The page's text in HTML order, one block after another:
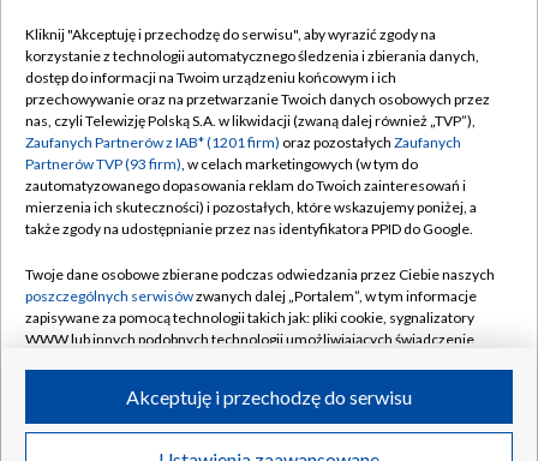
TVP
Abonament TVP
Emisja w TVP
Centrum informacji TVP
Naziemna Telewizja Cyfrowa
Rada Programowa
System NOS
Informacje o nadawcy
Program dla prasy
Regulamin TVP
Polityka prywatności
Moje zgody
Pomoc
Kontakt
Kanały
©2026 Telewizja Polska S.A. w likwidacji
Kliknij "Akceptuję i przechodzę do serwisu", aby wyrazić zgody na
korzystanie z technologii automatycznego śledzenia i zbierania danych,
dostęp do informacji na Twoim urządzeniu końcowym i ich
przechowywanie oraz na przetwarzanie Twoich danych osobowych przez
nas, czyli Telewizję Polską S.A. w likwidacji (zwaną dalej również „TVP”),
Zaufanych Partnerów z IAB* (1201 firm) oraz pozostałych Zaufanych
Partnerów TVP (93 firm), w celach marketingowych (w tym do
zautomatyzowanego dopasowania reklam do Twoich zainteresowań i
mierzenia ich skuteczności) i pozostałych, które wskazujemy poniżej, a
także zgody na udostępnianie przez nas identyfikatora PPID do Google.
Twoje dane osobowe zbierane podczas odwiedzania przez Ciebie naszych
poszczególnych serwisówzwanych dalej „Portalem”, w tym informacje
zapisywane za pomocą technologii takich jak: pliki cookie, sygnalizatory
WWW lub innych podobnych technologii umożliwiających świadczenie
ruchu w Internecie.
Twoje dane osobowe zbierane podczas odwiedzania przez Ciebie
Akceptuję i przechodzę do serwisu